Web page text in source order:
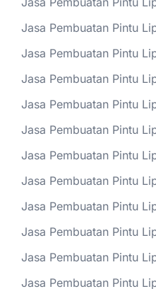
Jasa Pembuatan Pintu
Jasa Pembuatan Pintu
Jasa Pembuatan Pintu
Jasa Pembuatan Pintu
Jasa Pembuatan Pintu
Jasa Pembuatan Pintu
Jasa Pembuatan Pintu
Jasa Pembuatan Pintu
Jasa Pembuatan Pintu
Jasa Pembuatan Pintu
Jasa Pembuatan Pintu